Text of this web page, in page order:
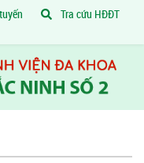
Tra cứu HĐĐT